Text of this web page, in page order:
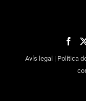
Avís legal | Política